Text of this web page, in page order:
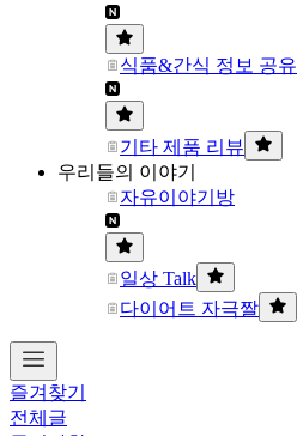
식품&간식 정보 공유
기타 제품 리뷰
우리들의 이야기
자유이야기방
일상 Talk
다이어트 자극짤
즐겨찾기
전체글